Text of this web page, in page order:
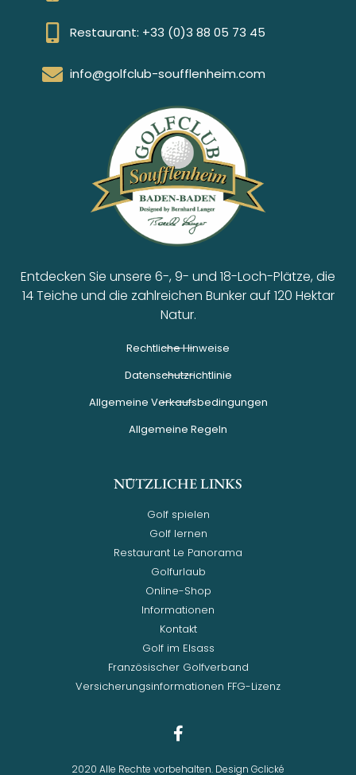
Restaurant: +33 (0)3 88 05 73 45
info@golfclub-soufflenheim.com
Entdecken Sie unsere 6-, 9- und 18-Loch-Plätze, die
14 Teiche und die zahlreichen Bunker auf 120 Hektar
Natur.
Rechtliche Hinweise
Datenschutzrichtlinie
Allgemeine Verkaufsbedingungen
Allgemeine Regeln
NÜTZLICHE LINKS
Golf spielen
Golf lernen
Restaurant Le Panorama
Golfurlaub
Online-Shop
Informationen
Kontakt
Golf im Elsass
Französischer Golfverband
Versicherungsinformationen FFG-Lizenz
2020 Alle Rechte vorbehalten. Design Gclické